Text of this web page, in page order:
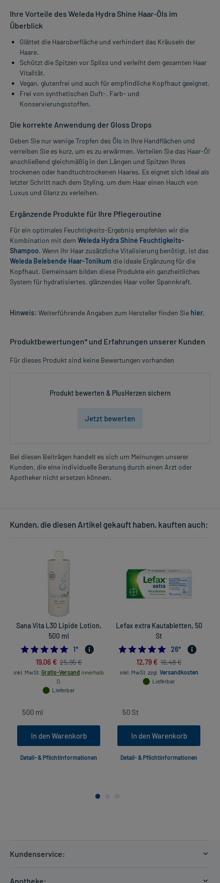
Ihre Vorteile des Weleda Hydra Shine Haar-Öls im
Überblick
Glättet die Haaroberfläche und verhindert das Kräuseln der
Haare.
Schützt die Spitzen vor Spliss und verleiht dem gesamten Haar
Vitalität.
Vegan, glutenfrei und auch für empfindliche Kopfhaut geeignet.
Frei von synthetischen Duft-, Farb- und
Konservierungsstoffen.
Die korrekte Anwendung der Gloss Drops
Geben Sie nur wenige Tropfen des Öls in Ihre Handflächen und
verreiben Sie es kurz, um es zu erwärmen. Verteilen Sie das Haar-Öl
anschließend gleichmäßig in den Längen und Spitzen Ihres
trockenen oder handtuchtrockenen Haares. Es eignet sich ideal als
letzter Schritt nach dem Styling, um dem Haar einen Hauch von
Luxus und Glanz zu verleihen.
Ergänzende Produkte für Ihre Pflegeroutine
Für ein optimales Feuchtigkeits-Ergebnis empfehlen wir die
Kombination mit dem Weleda Hydra Shine Feuchtigkeits-
Shampoo. Wenn Ihr Haar zusätzliche Vitalisierung benötigt, ist das
Weleda Belebende Haar-Tonikum die ideale Ergänzung für die
Kopfhaut. Gemeinsam bilden diese Produkte ein ganzheitliches
System für hydratisiertes, glänzendes Haar voller Spannkraft.
Hinweis: Weiterführende Angaben zum Hersteller finden Sie hier.
Produktbewertungen* und Erfahrungen unserer Kunden
Für dieses Produkt sind keine Bewertungen vorhanden
Produkt bewerten & PlusHerzen sichern
Jetzt bewerten
Bei diesen Beiträgen handelt es sich um Meinungen unserer
Kunden, die eine individuelle Beratung durch einen Arzt oder
Apotheker nicht ersetzen können.
Kunden, die diesen Artikel gekauft haben, kauften auch:
Sana Vita L30 Lipide Lotion,
500 ml
5.0
1*
19,06 € 25,95 €
inkl. MwSt. Gratis-Versand innerhalb
D.
Lieferbar
In den Warenkorb
Detail- & Pflichtinformationen
Lefax extra Kautabletten, 50
St
26*
12,79 € 16,48 €
inkl. MwSt. zzgl. Versandkosten
Lieferbar
In den Warenkorb
Detail- & Pflichtinformationen
Kundenservice:
Apotheke: